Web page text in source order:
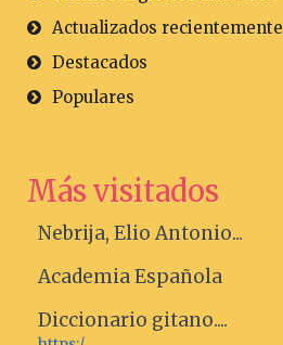
Actualizados recientemente
Destacados
Populares
Más visitados
Nebrija, Elio Antonio...
Academia Española
Diccionario gitano....